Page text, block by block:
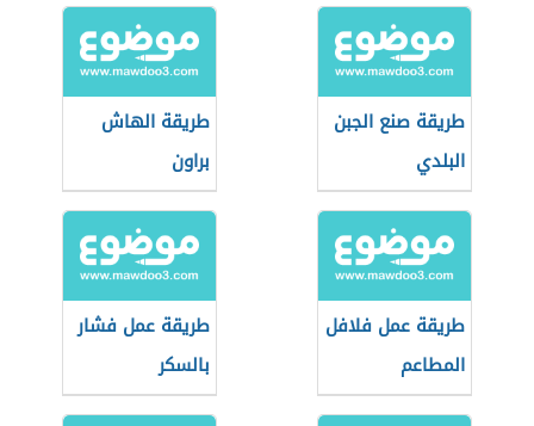
طريقة صنع الجبن
البلدي
طريقة الهاش
براون
طريقة عمل فلافل
المطاعم
طريقة عمل فشار
بالسكر